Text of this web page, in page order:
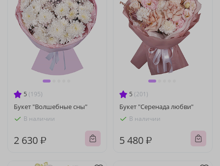
5 (195)
Букет "Волшебные сны"
В наличии
2 630 ₽
5 (201)
Букет "Серенада любви"
В наличии
5 480 ₽